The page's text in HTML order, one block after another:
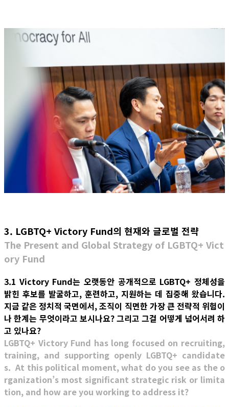
3. LGBTQ+ Victory Fund의 현재와 글로벌 전략
The Present and Global Strategy of LGBTQ+ Vict
ory Fund
3.1 Victory Fund는 오랫동안 공개적으로 LGBTQ+ 정체성을
밝힌 후보를 발굴하고, 훈련하고, 지원하는 데 집중해 왔습니다.
지금 같은 정치적 국면에서, 조직이 직면한 가장 큰 전략적 위험이
나 한계는 무엇이라고 보시나요? 그리고 그걸 어떻게 넘어서려 하
고 있나요?
LGBTQ+ Victory Fund has long focused on recruiting,
training, and supporting openly LGBTQ+ candidate
s. At this political moment, what do you see as the o
rganization’s most significant strategic risk or limita
tion, and how are you working to address it?